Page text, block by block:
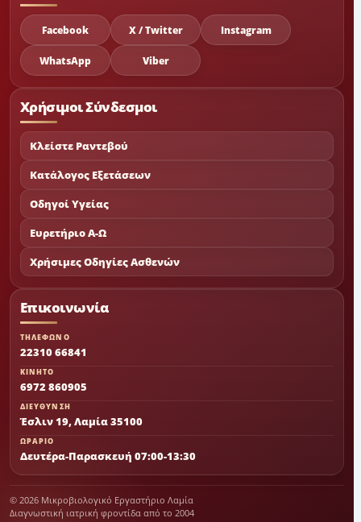
Facebook X / Twitter Instagram
WhatsApp Viber
Χρήσιμοι Σύνδεσμοι
Κλείστε Ραντεβού
Κατάλογος Εξετάσεων
Οδηγοί Υγείας
Ευρετήριο Α-Ω
Χρήσιμες Οδηγίες Ασθενών
Επικοινωνία
ΤΗΛΕΦΩΝΟ
22310 66841
ΚΙΝΗΤΟ
6972 860905
ΔΙΕΥΘΥΝΣΗ
Έσλιν 19, Λαμία 35100
ΩΡΑΡΙΟ
Δευτέρα-Παρασκευή 07:00-13:30
© 2026 Μικροβιολογικό Εργαστήριο Λαμία
Διαγνωστική ιατρική φροντίδα από το 2004